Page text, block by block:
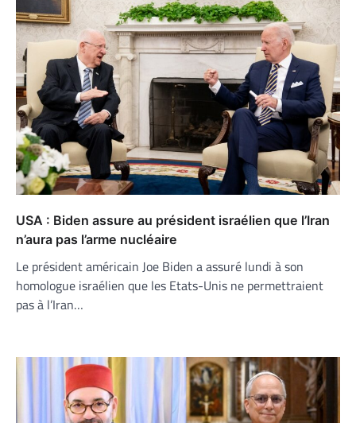
USA : Biden assure au président israélien que l’Iran
n’aura pas l’arme nucléaire
Le président américain Joe Biden a assuré lundi à son
homologue israélien que les Etats-Unis ne permettraient
pas à l’Iran…